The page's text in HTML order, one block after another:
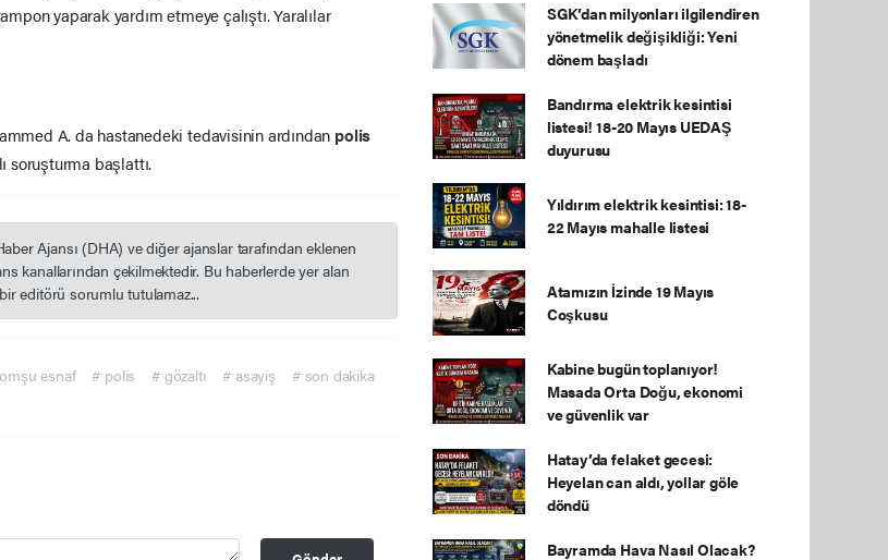
yaparak yardım etmeye çalıştı. Yaralılar
A. da hastanedeki tedavisinin ardından polis
soruşturma başlattı.
Ajansı (DHA) ve diğer ajanslar tarafından eklenen
kanallarından çekilmektedir. Bu haberlerde yer alan
editörü sorumlu tutulamaz...
esnaf # polis # gözaltı # asayiş
# son dakika
SGK’dan milyonları ilgilendiren
yönetmelik değişikliği: Yeni
dönem başladı
Bandırma elektrik kesintisi
listesi! 18-20 Mayıs UEDAŞ
duyurusu
Yıldırım elektrik kesintisi: 18-
22 Mayıs mahalle listesi
Atamızın İzinde 19 Mayıs
Coşkusu
Kabine bugün toplanıyor!
Masada Orta Doğu, ekonomi
ve güvenlik var
Hatay’da felaket gecesi:
Heyelan can aldı, yollar göle
döndü
Bayramda Hava Nasıl Olacak?